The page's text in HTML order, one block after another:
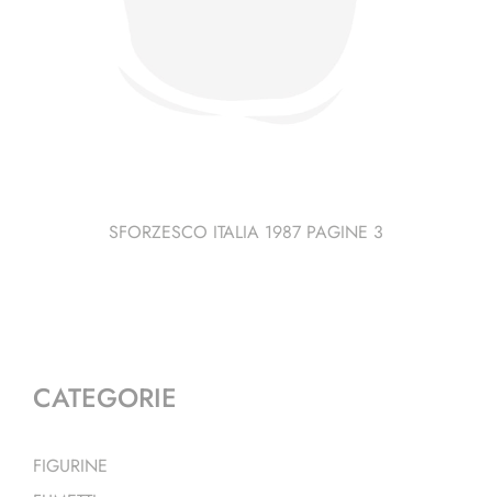
SFORZESCO ITALIA 1987 PAGINE 3
CATEGORIE
FIGURINE